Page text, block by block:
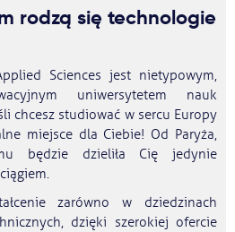
rodzą się technologie
Sciences jest nietypowym,
uniwersytetem nauk
chcesz studiować w sercu Europy
miejsce dla Ciebie! Od Paryża,
będzie dzieliła Cię jedynie
zarówno w dziedzinach
dzięki szerokiej ofercie